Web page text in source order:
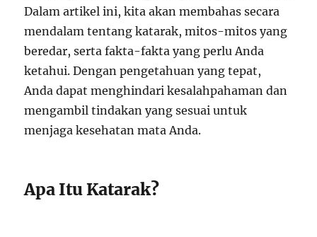
Dalam artikel ini, kita akan membahas secara
mendalam tentang katarak, mitos-mitos yang
beredar, serta fakta-fakta yang perlu Anda
ketahui. Dengan pengetahuan yang tepat,
Anda dapat menghindari kesalahpahaman dan
mengambil tindakan yang sesuai untuk
menjaga kesehatan mata Anda.
Apa Itu Katarak?